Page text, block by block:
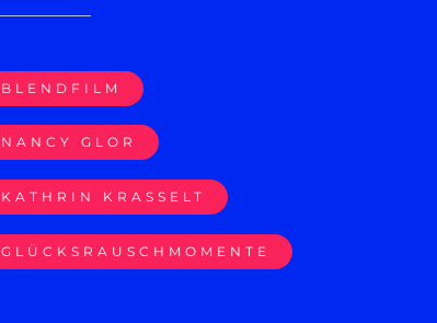
BLENDFILM
NANCY GLOR
KATHRIN KRASSELT
GLÜCKSRAUSCHMOMENTE